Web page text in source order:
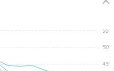
45
50
55